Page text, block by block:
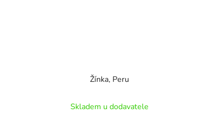
Žínka, Peru
Skladem u dodavatele